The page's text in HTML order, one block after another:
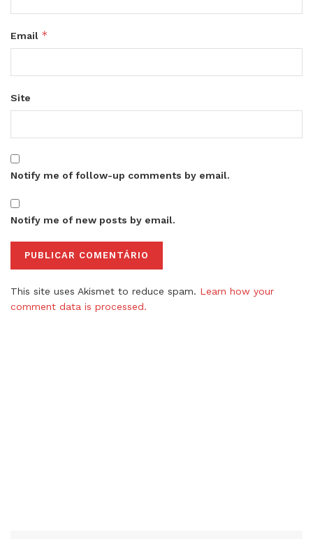
Email *
Site
Notify me of follow-up comments by email.
Notify me of new posts by email.
This site uses Akismet to reduce spam. Learn how your
comment data is processed.